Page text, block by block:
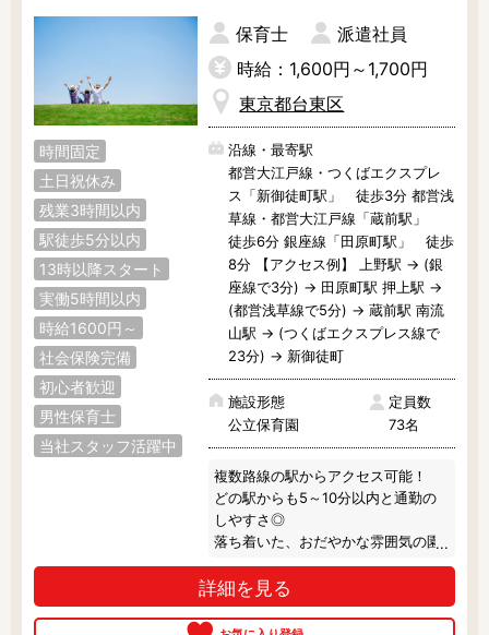
時間固定
土日祝休み
残業3時間以内
駅徒歩5分以内
13時以降スタート
実働5時間以内
時給1600円～
社会保険完備
初心者歓迎
男性保育士
当社スタッフ活躍中
保育士
派遣社員
時給：1,600円～1,700円
東京都台東区
沿線・最寄駅
都営大江戸線・つくばエクスプレ
ス「新御徒町駅」 徒歩3分 都営浅
草線・都営大江戸線「蔵前駅」
徒歩6分 銀座線「田原町駅」 徒歩
8分 【アクセス例】 上野駅 → (銀
座線で3分) → 田原町駅 押上駅 →
(都営浅草線で5分) → 蔵前駅 南流
山駅 → (つくばエクスプレス線で
23分) → 新御徒町
施設形態
公立保育園
定員数
73名
複数路線の駅からアクセス可能！
どの駅からも5～10分以内と通勤の
しやすさ◎
落ち着いた、おだやかな雰囲気の園
さんです♪
詳細を見る